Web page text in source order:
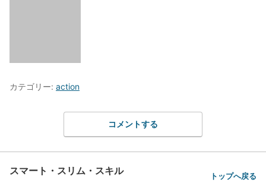
カテゴリー: action
コメントする
スマート・スリム・スキル トップへ戻る